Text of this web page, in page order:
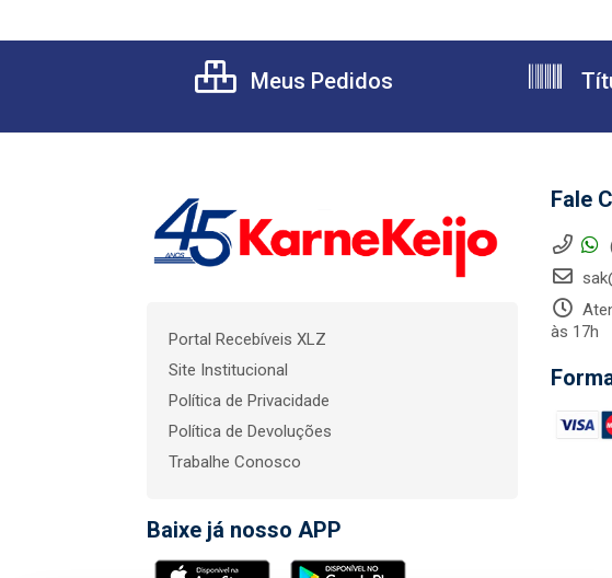
Meus Pedidos
Portal Recebíveis XLZ
Site Institucional
Política de Privacidade
Política de Devoluções
Trabalhe Conosco
Baixe já nosso APP
Fale
às 17h